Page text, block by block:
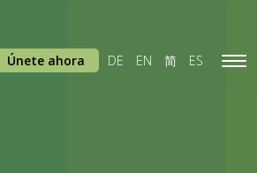
Únete ahora DE EN 简 ES